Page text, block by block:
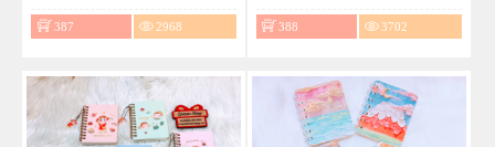
387 2968 388 3702